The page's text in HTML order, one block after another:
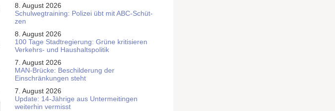
8. August 2026
Schul­weg­trai­ning: Poli­zei übt mit ABC-Schüt­
zen
8. August 2026
100 Tage Stadtregierung: Grüne kritisieren
Verkehrs- und Haushaltspolitik
7. August 2026
MAN-Brücke: Beschilderung der
Einschränkungen steht
7. August 2026
Update: 14-Jährige aus Untermeitingen
weiterhin vermisst